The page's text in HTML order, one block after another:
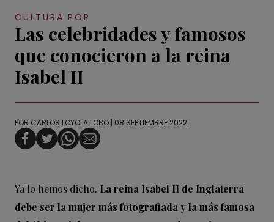
CULTURA POP
Las celebridades y famosos
que conocieron a la reina
Isabel II
POR CARLOS LOYOLA LOBO | 08 SEPTIEMBRE 2022
Ya lo hemos dicho. La reina Isabel II de Inglaterra
debe ser la mujer más fotografiada y la más famosa